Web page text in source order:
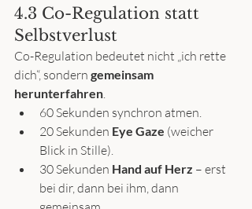
4.3 Co-Regulation statt
Selbstverlust
Co-Regulation bedeutet nicht „ich rette
dich“, sondern gemeinsam
herunterfahren.
60 Sekunden synchron atmen.
20 Sekunden Eye Gaze (weicher
Blick in Stille).
30 Sekunden Hand auf Herz – erst
bei dir, dann bei ihm, dann